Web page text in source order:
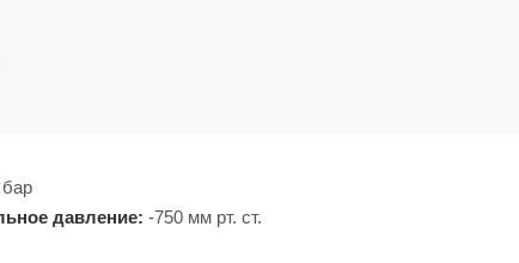
давление: -750 мм рт. ст.